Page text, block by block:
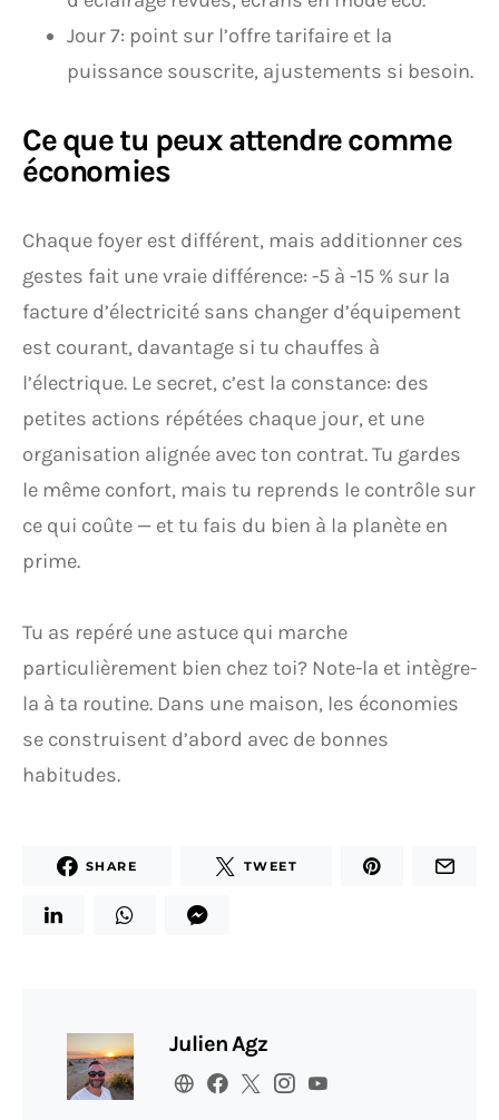
Jour 7: point sur l’offre tarifaire et la
puissance souscrite, ajustements si besoin.
Ce que tu peux attendre comme
économies
Chaque foyer est différent, mais additionner ces
gestes fait une vraie différence: -5 à -15 % sur la
facture d’électricité sans changer d’équipement
est courant, davantage si tu chauffes à
l’électrique. Le secret, c’est la constance: des
petites actions répétées chaque jour, et une
organisation alignée avec ton contrat. Tu gardes
le même confort, mais tu reprends le contrôle sur
ce qui coûte — et tu fais du bien à la planète en
prime.
Tu as repéré une astuce qui marche
particulièrement bien chez toi? Note-la et intègre-
la à ta routine. Dans une maison, les économies
se construisent d’abord avec de bonnes
habitudes.
SHARE TWEET
Julien Agz